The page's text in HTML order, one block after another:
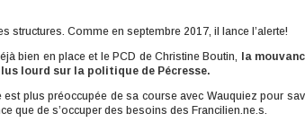
structures. Comme en septembre 2017, il lance l’alerte!
bien en place et le PCD de Christine Boutin,
la
lourd sur la politique de Pécresse.
est plus préoccupée de sa course avec Wauquiez pour
que de s’occuper des besoins des Francilien.ne.s.